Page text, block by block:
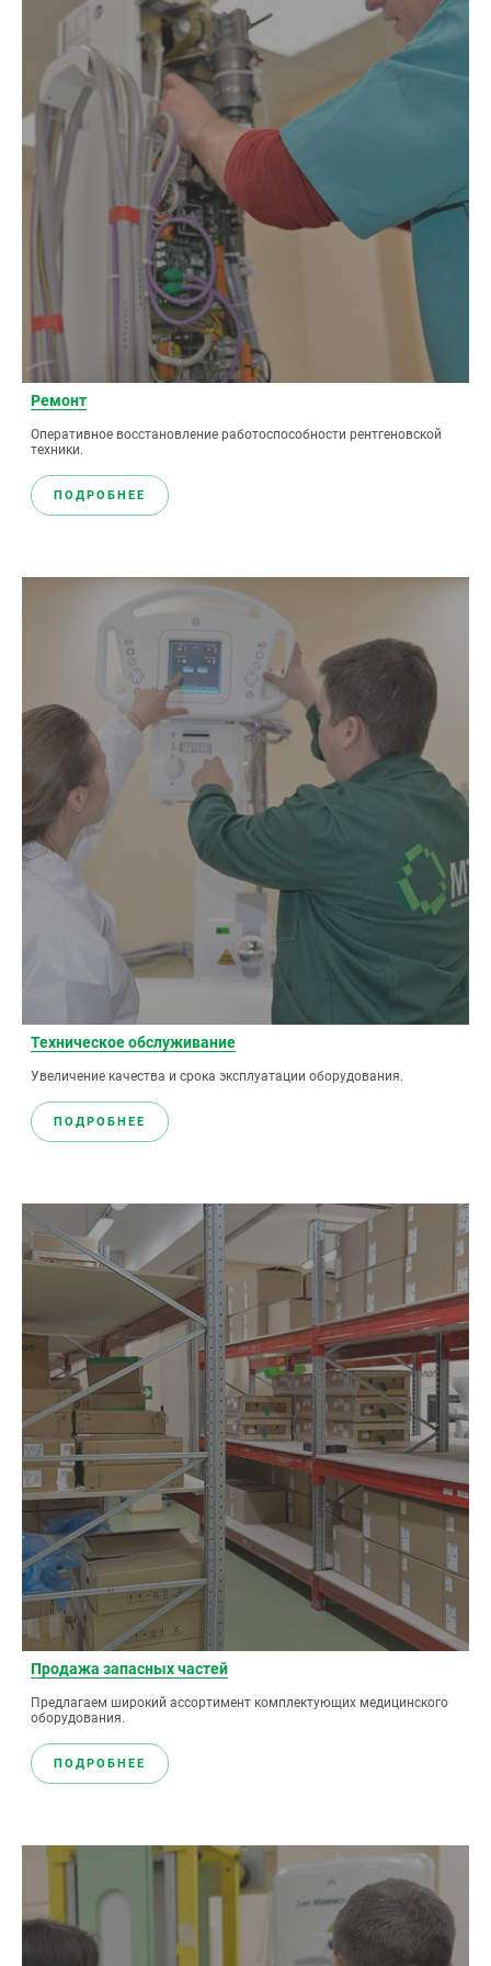
Ремонт
Оперативное восстановление работоспособности рентгеновской
техники.
ПОДРОБНЕЕ
Техническое обслуживание
Увеличение качества и срока эксплуатации оборудования.
ПОДРОБНЕЕ
Продажа запасных частей
Предлагаем широкий ассортимент комплектующих медицинского
оборудования.
ПОДРОБНЕЕ